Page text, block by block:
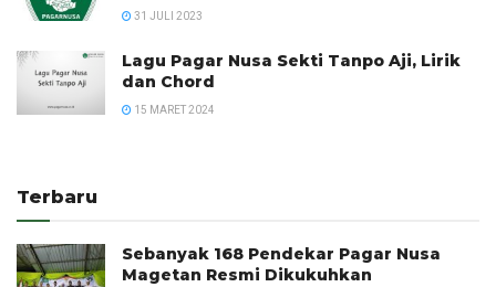
31 JULI 2023
Lagu Pagar Nusa Sekti Tanpo Aji, Lirik
dan Chord
15 MARET 2024
Terbaru
Sebanyak 168 Pendekar Pagar Nusa
Magetan Resmi Dikukuhkan